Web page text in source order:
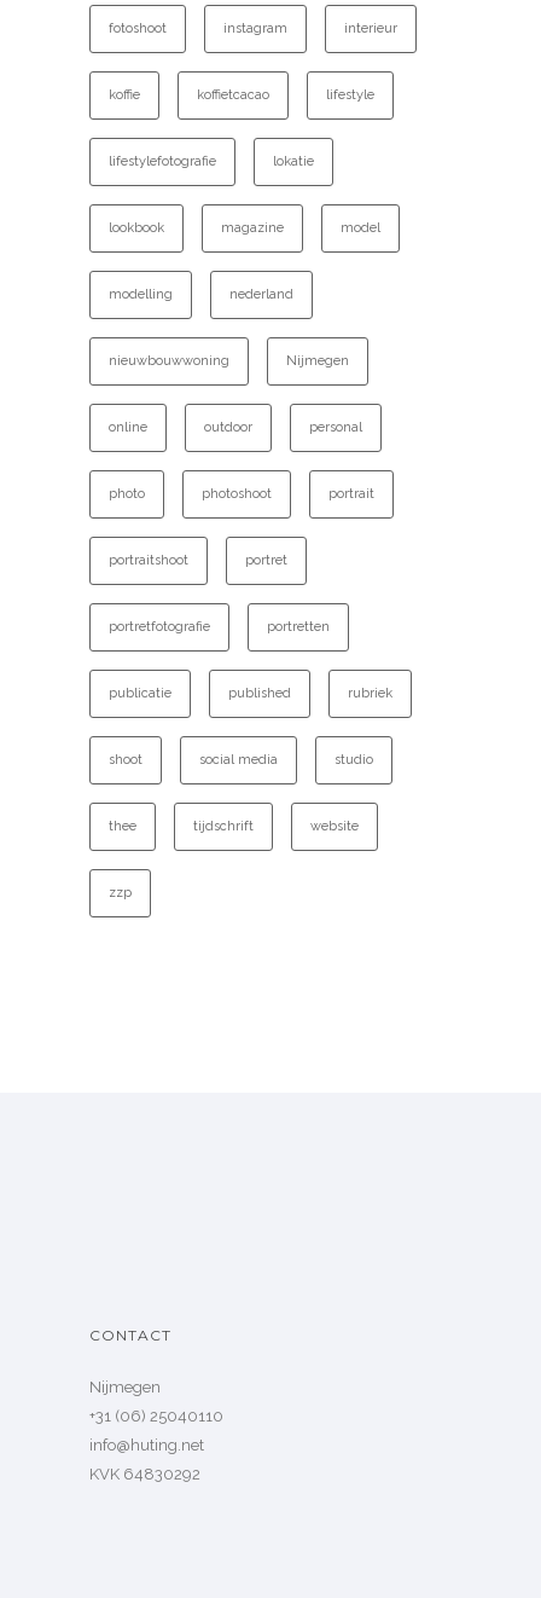
fotoshoot instagram interieur
koffie koffietcacao lifestyle
lifestylefotografie lokatie
lookbook magazine model
modelling nederland
nieuwbouwwoning Nijmegen
online outdoor personal
photo photoshoot portrait
portraitshoot portret
portretfotografie portretten
publicatie published rubriek
shoot social media studio
thee tijdschrift website
zzp
CONTACT
Nijmegen
+31 (06) 25040110
info@huting.net
KVK 64830292